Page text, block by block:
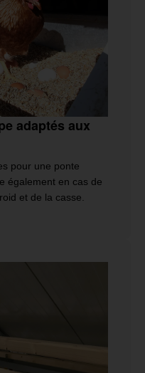
adaptés aux
pour une ponte
également en cas de
et de la casse.